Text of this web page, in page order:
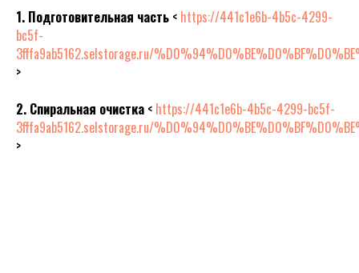
1. Подготовительная часть < https://441c1e6b-4b5c-4299-
bc5f-
3fffa9ab5162.selstorage.ru/
>
2. Спиральная очистка < https://441c1e6b-4b5c-4299-bc5f-
3fffa9ab5162.selstorage.ru/
>